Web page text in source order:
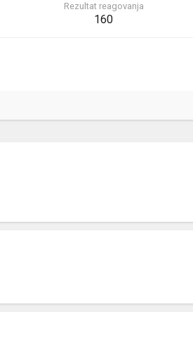
Rezultat reagovanja
160